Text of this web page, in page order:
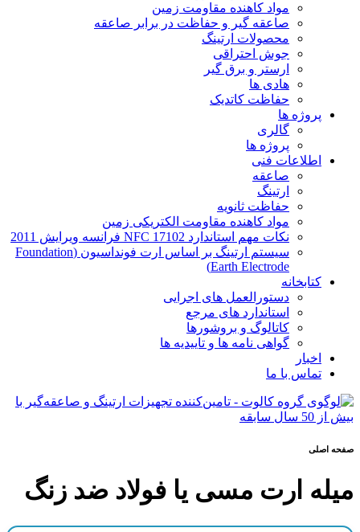
مواد کاهنده مقاومت زمین
صاعقه گیر و حفاظت در برابر صاعقه
محصولات ارتینگ
جوش احتراقی
ارستر و برق گیر
هادی ها
حفاظت کاتدیک
پروژه ها
گالری
پروژه ها
اطلاعات فنی
صاعقه
ارتینگ
حفاظت ثانویه
مواد کاهنده مقاومت الکتریکی زمین
نکات مهم استاندارد NFC 17102 فرانسه ویرایش 2011
سیستم ارتینگ بر اساس ارت فونداسیون (Foundation
Earth Electrode)
کتابخانه
دستورالعمل های اجرایی
استاندارد های مرجع
کاتالوگ و بروشورها
گواهی نامه ها و تاییدیه ها
اخبار
تماس با ما
صفحه اصلی
میله ارت مسی یا فولاد ضد زنگ